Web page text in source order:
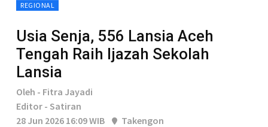
REGIONAL
Usia Senja, 556 Lansia Aceh
Tengah Raih Ijazah Sekolah
Lansia
Oleh - Fitra Jayadi
Editor - Satiran
28 Jun 2026 16:09 WIB
Takengon